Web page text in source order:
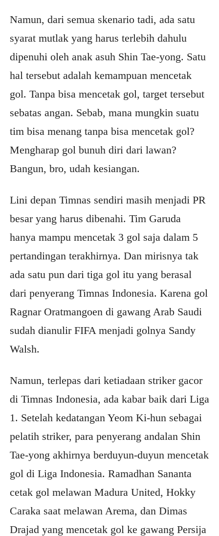
Namun, dari semua skenario tadi, ada satu
syarat mutlak yang harus terlebih dahulu
dipenuhi oleh anak asuh Shin Tae-yong. Satu
hal tersebut adalah kemampuan mencetak
gol. Tanpa bisa mencetak gol, target tersebut
sebatas angan. Sebab, mana mungkin suatu
tim bisa menang tanpa bisa mencetak gol?
Mengharap gol bunuh diri dari lawan?
Bangun, bro, udah kesiangan.
Lini depan Timnas sendiri masih menjadi PR
besar yang harus dibenahi. Tim Garuda
hanya mampu mencetak 3 gol saja dalam 5
pertandingan terakhirnya. Dan mirisnya tak
ada satu pun dari tiga gol itu yang berasal
dari penyerang Timnas Indonesia. Karena gol
Ragnar Oratmangoen di gawang Arab Saudi
sudah dianulir FIFA menjadi golnya Sandy
Walsh.
Namun, terlepas dari ketiadaan striker gacor
di Timnas Indonesia, ada kabar baik dari Liga
1. Setelah kedatangan Yeom Ki-hun sebagai
pelatih striker, para penyerang andalan Shin
Tae-yong akhirnya berduyun-duyun mencetak
gol di Liga Indonesia. Ramadhan Sananta
cetak gol melawan Madura United, Hokky
Caraka saat melawan Arema, dan Dimas
Drajad yang mencetak gol ke gawang Persija